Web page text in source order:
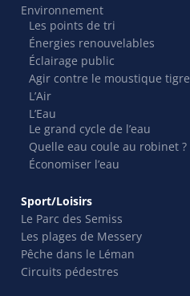
Environnement
Les points de tri
Énergies renouvelables
Éclairage public
Agir contre le moustique tigre
L’Air
L’Eau
Le grand cycle de l’eau
Quelle eau coule au robinet ?
Économiser l’eau
Sport/Loisirs
Le Parc des Semiss
Les plages de Messery
Pêche dans le Léman
Circuits pédestres